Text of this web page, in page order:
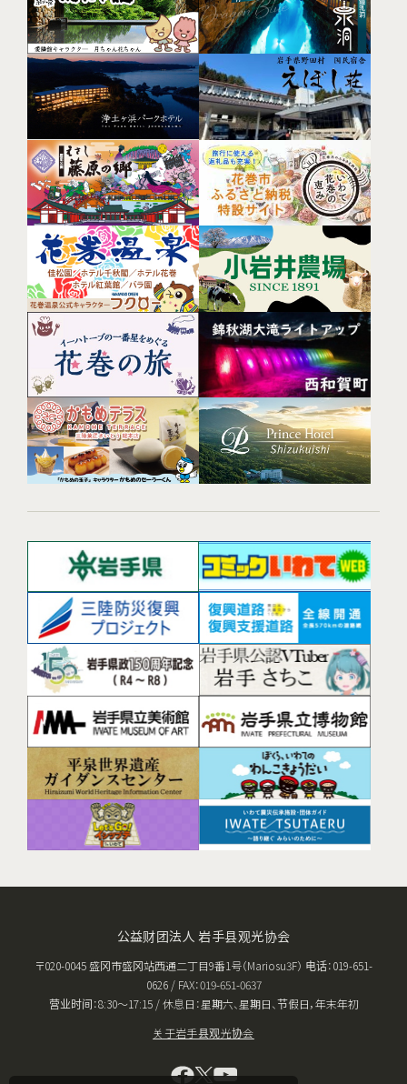
公益财团法人 岩手县观光协会
〒020-0045 盛冈市盛冈站西通二丁目9番1号（Mariosu3F） 电话：019-651-
0626 / FAX：019-651-0637
营业时间：8:30〜17:15 / 休息日：星期六、星期日、节假日，年末年初
关于岩手县观光协会